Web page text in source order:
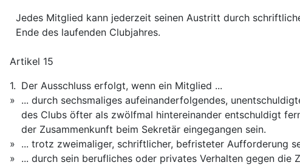
Jedes Mitglied kann jederzeit seinen Austritt durch
Ende des laufenden Clubjahres.
Artikel 15
1. Der Ausschluss erfolgt, wenn ein Mitglied ...
» ... durch sechsmaliges aufeinanderfolgendes,
des Clubs öfter als zwölfmal hintereinander entschuldigt
der Zusammenkunft beim Sekretär eingegangen sein.
» ... trotz zweimaliger, schriftlicher, befristeter Aufforderung
» ... durch sein berufliches oder privates Verhalten gegen